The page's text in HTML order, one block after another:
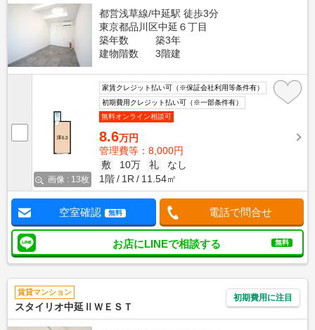
都営浅草線/中延駅 徒歩3分
東京都品川区中延６丁目
築年数
築3年
建物階数
3階建
画像 : 13枚
家賃クレジット払い可（※保証会社利用等条件有）
初期費用クレジット払い可（※一部条件有）
無料オンライン相談可
8.6万円
管理費等：8,000円
敷
10万 礼
なし
1階
1R 11.54㎡
空室確認 無料 電話で問合せ
お店にLINEで相談する 無料
賃貸マンション
スタイリオ中延ⅡＷＥＳＴ
初期費用に注目